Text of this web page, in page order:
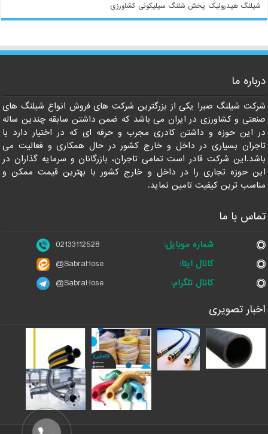
شیلنگ هیدرولیک پخش شلنگ سیلیکونی کشاورزی
درباره ما
شرکت شیلنگ صبرا یکی از بزرگترین شرکت های فروش انواع شیلنگ های
صنعتی و کشاورزی در ایران می باشد که ضمن داشتن سابقه چندین ساله
در این حوزه و داشتن کادری مجرب و حرفه ای که در اختیار دارد با
تاجران بسیاری در داخل و خارج کشور در حال همکاری و فعالیت می
باشد.این شرکت قادر است تمامی تاجران، بازرگانان و سرمایه گذاران در
این حوزه تجاری را در داخل و خارج کشور با بهترین قیمت ممکن و
مناسب ترین کیفیت تامین نماید.
تماس با ما
شماره موبایل:
02133112528
کانال ایتا:
@SabraHose
کانال تلگرام:
@SabraHose
اخبار تصویری